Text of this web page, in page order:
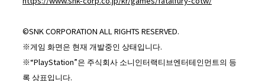
©SNK CORPORATION ALL RIGHTS RESERVED.
※게임 화면은 현재 개발중인 상태입니다.
※“PlayStation”은 주식회사 소니인터랙티브엔터테인먼트의 등
록 상표입니다.